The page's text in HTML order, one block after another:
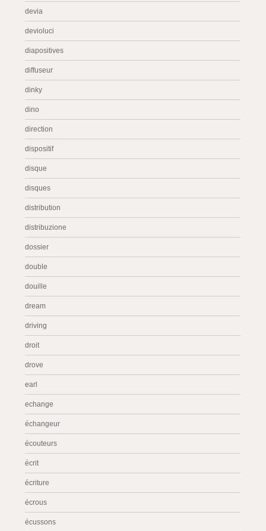
devia
devioluci
diapositives
diffuseur
dinky
dino
direction
dispositif
disque
disques
distribution
distribuzione
dossier
double
douille
dream
driving
droit
drove
earl
echange
échangeur
écouteurs
écrit
écriture
écrous
écussons